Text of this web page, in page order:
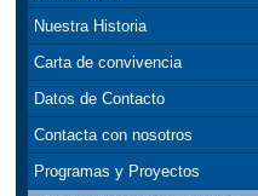
Nuestra Historia
Carta de convivencia
Datos de Contacto
Contacta con nosotros
Programas y Proyectos